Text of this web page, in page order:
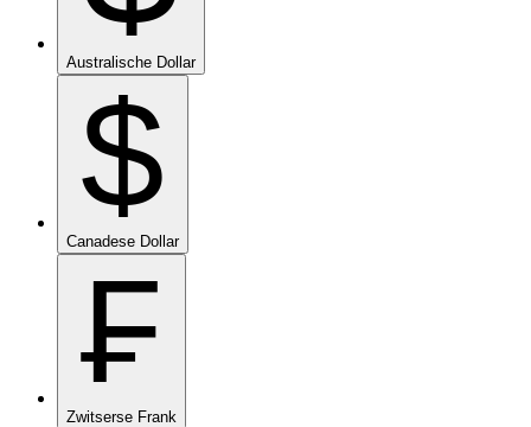
Australische Dollar
$
Canadese Dollar
₣
Zwitserse Frank